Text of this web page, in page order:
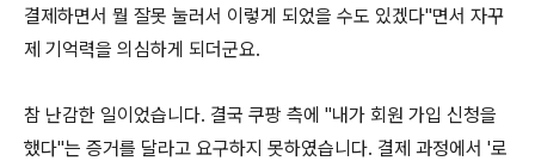
결제하면서 뭘 잘못 눌러서 이렇게 되었을 수도 있겠다"면서 자꾸
제 기억력을 의심하게 되더군요.
참 난감한 일이었습니다. 결국 쿠팡 측에 "내가 회원 가입 신청을
했다"는 증거를 달라고 요구하지 못하였습니다. 결제 과정에서 '로